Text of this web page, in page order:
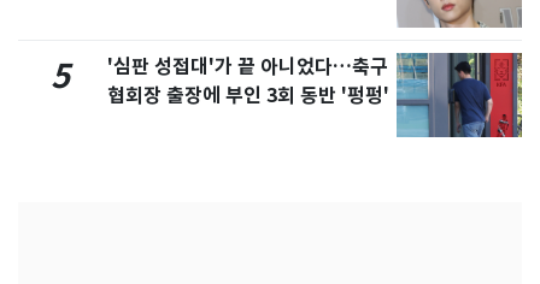
5
'심판 성접대'가 끝 아니었다…축구
협회장 출장에 부인 3회 동반 '펑펑'